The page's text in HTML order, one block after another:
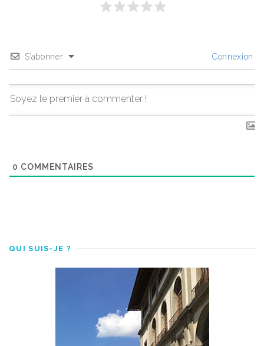
S’abonner Connexion
0 COMMENTAIRES
QUI SUIS-JE ?